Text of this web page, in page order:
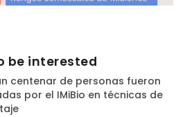
be interested
centenar de personas fueron
por el IMiBio en técnicas de